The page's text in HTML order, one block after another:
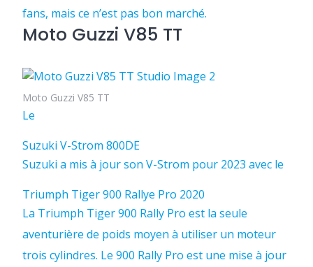
fans, mais ce n’est pas bon marché.
Moto Guzzi V85 TT
Moto Guzzi V85 TT
Le
Suzuki V-Strom 800DE
Suzuki a mis à jour son V-Strom pour 2023 avec le
Triumph Tiger 900 Rallye Pro 2020
La Triumph Tiger 900 Rally Pro est la seule
aventurière de poids moyen à utiliser un moteur
trois cylindres. Le 900 Rally Pro est une mise à jour